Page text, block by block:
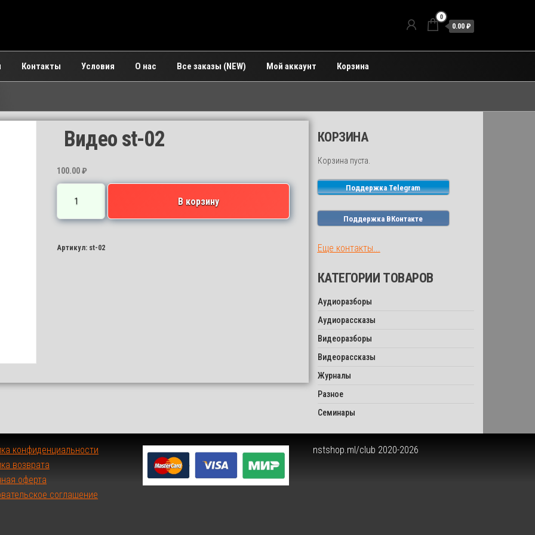
0
0.00 ₽
Контакты Условия О нас Все заказы (NEW) Мой аккаунт Корзина
Видео st-02
100.00₽
товара
Видео
02
В корзину
Артикул: st-02
КОРЗИНА
Корзина пуста.
Поддержка Telegram
Поддержка ВКонтакте
Еще контакты...
КАТЕГОРИИ ТОВАРОВ
Аудиоразборы
Аудиорассказы
Видеоразборы
Видеорассказы
Журналы
Разное
Семинары
конфиденциальности
возврата
оферта
соглашение
nstshop.ml/club 2020-2026